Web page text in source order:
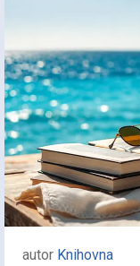
autor Knihovna